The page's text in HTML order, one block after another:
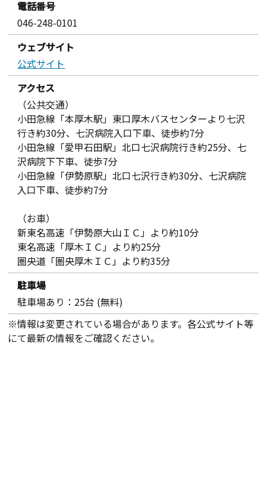
電話番号
046-248-0101
ウェブサイト
公式サイト
アクセス
（公共交通）
小田急線「本厚木駅」東口厚木バスセンターより七沢
行き約30分、七沢病院入口下車、徒歩約7分
小田急線「愛甲石田駅」北口七沢病院行き約25分、七
沢病院下下車、徒歩7分
小田急線「伊勢原駅」北口七沢行き約30分、七沢病院
入口下車、徒歩約7分
（お車）
新東名高速「伊勢原大山ＩＣ」より約10分
東名高速「厚木ＩＣ」より約25分
圏央道「圏央厚木ＩＣ」より約35分
駐車場
駐車場あり：25台 (無料)
※情報は変更されている場合があります。各公式サイト等
にて最新の情報をご確認ください。